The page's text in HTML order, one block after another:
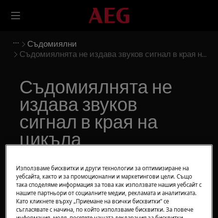
Съдомиялни
Съдомиялнята не издава звуков сигнал в края на
Съдомиялнята не
издава звуков
сигнал в края на
цикъла
Решение
Проблем:
Съдомиялната не издава звуков сигнал в
Използваме бисквитки и други технологии за оптимизиране на
уебсайта, както и за промоционални и маркетингови цели. Също
така споделяме информация за това как използвате нашия уебсайт с
нашите партньори от социалните медии, рекламата и аналитиката.
Като кликнете върху „Приемане на всички бисквитки“ се
съгласявате с начина, по който използваме бисквитки. За повече